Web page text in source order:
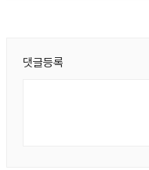
댓글등록